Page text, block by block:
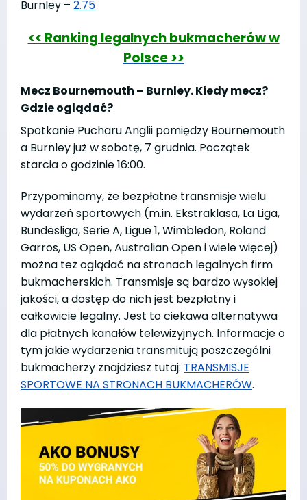
Burnley – 2.75
<< Ranking legalnych bukmacherów w
Polsce >>
Mecz Bournemouth – Burnley. Kiedy mecz?
Gdzie oglądać?
Spotkanie Pucharu Anglii pomiędzy Bournemouth
a Burnley już w sobotę, 7 grudnia. Początek
starcia o godzinie 16:00.
Przypominamy, że bezpłatne transmisje wielu
wydarzeń sportowych (m.in. Ekstraklasa, La Liga,
Bundesliga, Serie A, Ligue 1, Wimbledon, Roland
Garros, US Open, Australian Open i wiele więcej)
można też oglądać na stronach legalnych firm
bukmacherskich. Transmisje są bardzo wysokiej
jakości, a dostęp do nich jest bezpłatny i
całkowicie legalny. Jest to ciekawa alternatywa
dla płatnych kanałów telewizyjnych. Informacje o
tym jakie wydarzenia transmitują poszczególni
bukmacherzy znajdziesz tutaj: TRANSMISJE
SPORTOWE NA STRONACH BUKMACHERÓW.